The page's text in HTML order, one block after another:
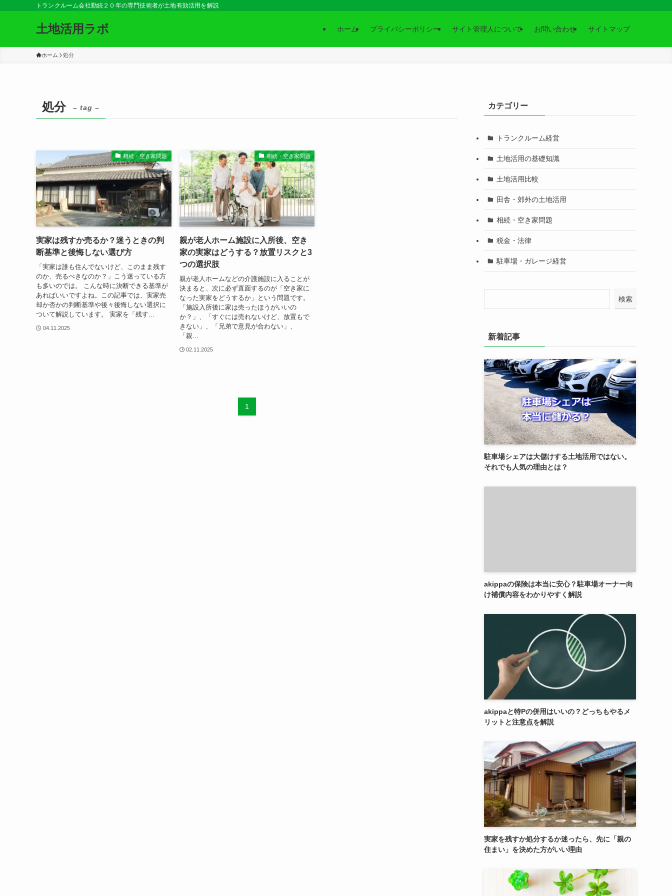
トランクルーム会社勤続２０年の専門技術者が土地有効活用を解説
土地活用ラボ ホーム プライバシーポリシー サイト管理人について お問い合わせ サイトマップ
ホーム 処分
処分 – tag –
相続・空き家問題
実家は残すか売るか？迷うときの判
断基準と後悔しない選び方
「実家は誰も住んでないけど、このまま残す
のか、売るべきなのか？」こう迷っている方
も多いのでは。 こんな時に決断できる基準が
あればいいですよね。この記事では、実家売
却か否かの判断基準や後々後悔しない選択に
ついて解説しています。 実家を「残す...
04.11.2025
相続・空き家問題
親が老人ホーム施設に入所後、空き
家の実家はどうする？放置リスクと3
つの選択肢
親が老人ホームなどの介護施設に入ることが
決まると、次に必ず直面するのが「空き家に
なった実家をどうするか」という問題です。
「施設入所後に家は売ったほうがいいの
か？」、「すぐには売れないけど、放置もで
きない」、「兄弟で意見が合わない」、
「親...
02.11.2025
1
カテゴリー
トランクルーム経営
土地活用の基礎知識
土地活用比較
田舎・郊外の土地活用
相続・空き家問題
税金・法律
駐車場・ガレージ経営
検索
新着記事
駐車場シェアは大儲けする土地活用ではない。
それでも人気の理由とは？
akippaの保険は本当に安心？駐車場オーナー向
け補償内容をわかりやすく解説
akippaと特Pの併用はいいの？どっちもやるメ
リットと注意点を解説
実家を残すか処分するか迷ったら、先に「親の
住まい」を決めた方がいい理由